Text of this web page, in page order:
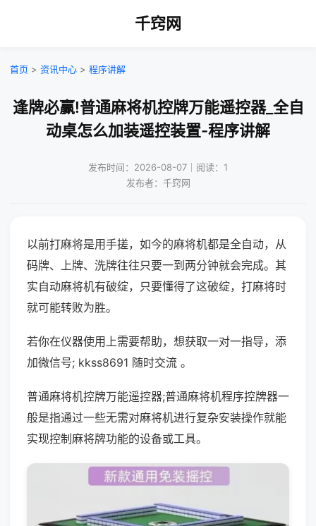
千窍网
首页 > 资讯中心 > 程序讲解
逢牌必赢!普通麻将机控牌万能遥控器_全自
动桌怎么加装遥控装置-程序讲解
发布时间：2026-08-07｜阅读：1
发布者：千窍网
以前打麻将是用手搓，如今的麻将机都是全自动，从
码牌、上牌、洗牌往往只要一到两分钟就会完成。其
实自动麻将机有破绽，只要懂得了这破绽，打麻将时
就可能转败为胜。
若你在仪器使用上需要帮助，想获取一对一指导，添
加微信号; kkss8691 随时交流 。
普通麻将机控牌万能遥控器;普通麻将机程序控牌器一
般是指通过一些无需对麻将机进行复杂安装操作就能
实现控制麻将牌功能的设备或工具。